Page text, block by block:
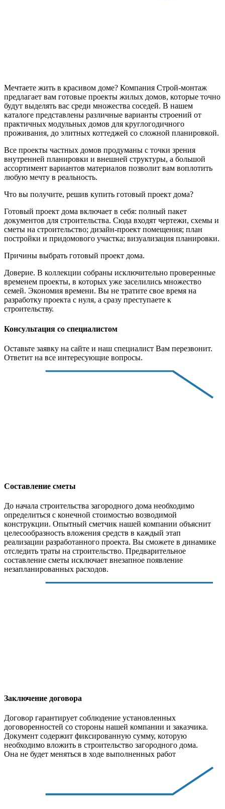
Мечтаете жить в красивом доме? Компания Строй-монтаж
предлагает вам готовые проекты жилых домов, которые точно
будут выделять вас среди множества соседей. В нашем
каталоге представлены различные варианты строений от
практичных модульных домов для круглогодичного
проживания, до элитных коттеджей со сложной планировкой.
Все проекты частных домов продуманы с точки зрения
внутренней планировки и внешней структуры, а большой
ассортимент вариантов материалов позволит вам воплотить
любую мечту в реальность.
Что вы получите, решив купить готовый проект дома?
Готовый проект дома включает в себя: полный пакет
документов для строительства. Сюда входят чертежи, схемы и
сметы на строительство; дизайн-проект помещения; план
постройки и придомового участка; визуализация планировки.
Причины выбрать готовый проект дома.
Доверие. В коллекции собраны исключительно проверенные
временем проекты, в которых уже заселились множество
семей. Экономия времени. Вы не тратите свое время на
разработку проекта с нуля, а сразу преступаете к
строительству.
Консультация со специалистом
Оставьте заявку на сайте и наш специалист Вам перезвонит.
Ответит на все интересующие вопросы.
Составление сметы
До начала строительства загородного дома необходимо
определиться с конечной стоимостью возводимой
конструкции. Опытный сметчик нашей компании объяснит
целесообразность вложения средств в каждый этап
реализации разработанного проекта. Вы сможете в динамике
отследить траты на строительство. Предварительное
составление сметы исключает внезапное появление
незапланированных расходов.
Заключение договора
Договор гарантирует соблюдение установленных
договоренностей со стороны нашей компании и заказчика.
Документ содержит фиксированную сумму, которую
необходимо вложить в строительство загородного дома.
Она не будет меняться в ходе выполненных работ